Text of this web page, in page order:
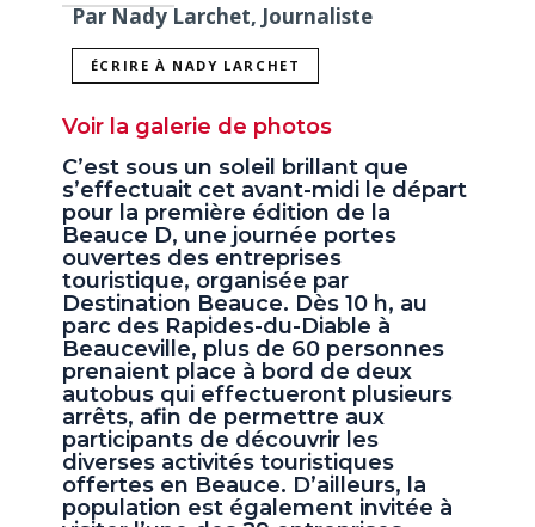
Par Nady Larchet, Journaliste
ÉCRIRE À NADY LARCHET
Voir la galerie de photos
C’est sous un soleil brillant que
s’effectuait cet avant-midi le départ
pour la première édition de la
Beauce D, une journée portes
ouvertes des entreprises
touristique, organisée par
Destination Beauce. Dès 10 h, au
parc des Rapides-du-Diable à
Beauceville, plus de 60 personnes
prenaient place à bord de deux
autobus qui effectueront plusieurs
arrêts, afin de permettre aux
participants de découvrir les
diverses activités touristiques
offertes en Beauce. D’ailleurs, la
population est également invitée à